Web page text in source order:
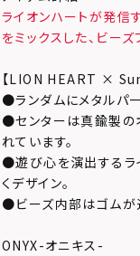
ライオンハートが発
をミックスした、ビーズ
【LION HEART ×
●ランダムにメタルパ
●センターは真鍮製の
れています。
●遊び心を演出するラ
くデザイン。
●ビーズ内部はゴムが
ONYX-オニキス-